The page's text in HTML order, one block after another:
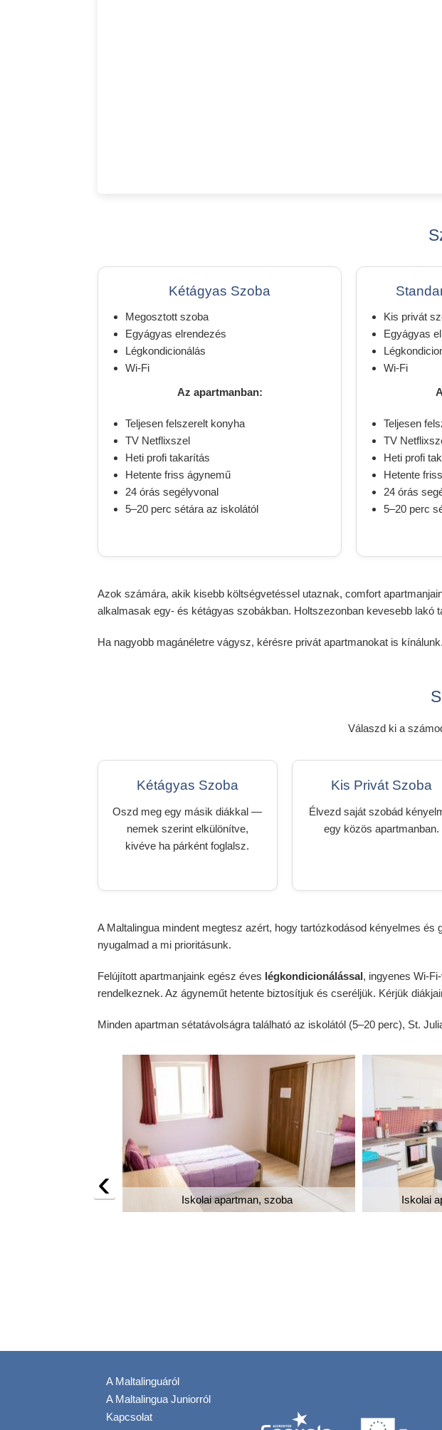
Kétágyas Szoba
Megosztott szoba
Egyágyas elrendezés
Légkondicionálás
Wi-Fi
Az apartmanban:
Teljesen felszerelt konyha
TV Netflixszel
Heti profi takarítás
Hetente friss ágynemű
24 órás segélyvonal
5–20 perc sétára az iskolától
Kis privát
Egyágyas
Wi-Fi
Teljesen
TV
Heti profi
Hetente
24 órás
5–20 perc
Azok számára, akik kisebb költségvetéssel utaznak, comfort
alkalmasak egy- és kétágyas szobákban. Holtszezonban kevesebb
Ha nagyobb magánéletre vágysz, kérésre privát apartmanokat is
Válaszd ki a
Kétágyas Szoba
Oszd meg egy másik diákkal —
nemek szerint elkülönítve,
kivéve ha párként foglalsz.
Kis Privát Szoba
Élvezd saját szobád
egy közös apartmanban.
A Maltalingua mindent megtesz azért, hogy tartózkodásod kényelmes
nyugalmad a mi prioritásunk.
Felújított apartmanjaink egész éves légkondicionálással, ingyenes Wi-
rendelkeznek. Az ágyneműt hetente biztosítjuk és cseréljük. Kérjük
Minden apartman sétatávolságra található az iskolától (5–20 perc), St.
Iskolai apartman, szoba Iskolai
‹
A Maltalinguáról
A Maltalingua Juniorról
Kapcsolat